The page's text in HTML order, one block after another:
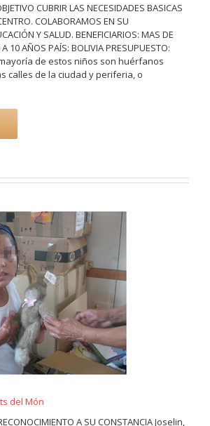
CUBRIR LAS NECESIDADES BASICAS
COLABORAMOS EN SU
Y SALUD. BENEFICIARIOS: MAS DE
10 AÑOS PAÍS: BOLIVIA PRESUPUESTO:
mayoría de estos niños son huérfanos
calles de la ciudad y periferia, o
del Món
A SU CONSTANCIA Joselin,